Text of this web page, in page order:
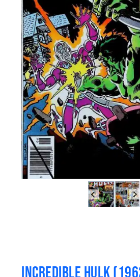
INCREDIBLE HULK